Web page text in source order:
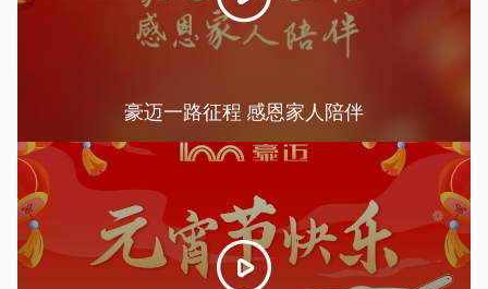
豪迈一路征程 感恩家人陪伴